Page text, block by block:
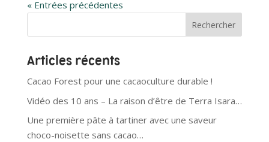
« Entrées précédentes
Articles récents
Cacao Forest pour une cacaoculture durable !
Vidéo des 10 ans – La raison d’être de Terra Isara…
Une première pâte à tartiner avec une saveur
choco-noisette sans cacao…